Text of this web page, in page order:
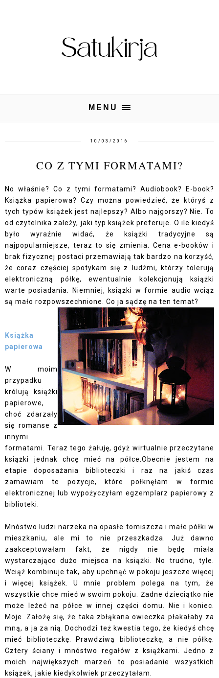
MENU
10/03/2016
CO Z TYMI FORMATAMI?
No właśnie? Co z tymi formatami? Audiobook? E-book?
Książka papierowa? Czy można powiedzieć, że któryś z
tych typów książek jest najlepszy? Albo najgorszy? Nie. To
od czytelnika zależy, jaki typ książek preferuje. O ile kiedyś
było wyraźnie widać, że książki tradycyjne są
najpopularniejsze, teraz to się zmienia. Cena e-booków i
brak fizycznej postaci przemawiają tak bardzo na korzyść,
że coraz częściej spotykam się z ludźmi, którzy tolerują
elektroniczną półkę, ewentualnie kolekcjonują książki
warte posiadania. Niemniej, książki w formie audio wciąż
są mało rozpowszechnione. Co ja sądzę na ten temat?
Książka
papierowa
W moim
przypadku
królują książki
papierowe,
choć zdarzały
się romanse z
innymi
formatami. Teraz tego żałuję, gdyż wirtualnie przeczytane
książki jednak chcę mieć na półce.Obecnie jestem na
etapie doposażania biblioteczki i raz na jakiś czas
zamawiam te pozycje, które połknęłam w formie
elektronicznej lub wypożyczyłam egzemplarz papierowy z
biblioteki.
Mnóstwo ludzi narzeka na opasłe tomiszcza i małe półki w
mieszkaniu, ale mi to nie przeszkadza. Już dawno
zaakceptowałam fakt, że nigdy nie będę miała
wystarczająco dużo miejsca na książki. No trudno, tyle.
Wciąż kombinuje tak, aby upchnąć w pokoju jeszcze więcej
i więcej książek. U mnie problem polega na tym, że
wszystkie chce mieć w swoim pokoju. Żadne dzieciątko nie
może leżeć na półce w innej części domu. Nie i koniec.
Moje. Założę się, że taka zbłąkana owieczka płakałaby za
mną, a ja za nią. Dochodzi też kwestia tego, że kiedyś chcę
mieć biblioteczkę. Prawdziwą biblioteczkę, a nie półkę.
Cztery ściany i mnóstwo regałów z książkami. Jedno z
moich największych marzeń to posiadanie wszystkich
książek, jakie kiedykolwiek przeczytałam.